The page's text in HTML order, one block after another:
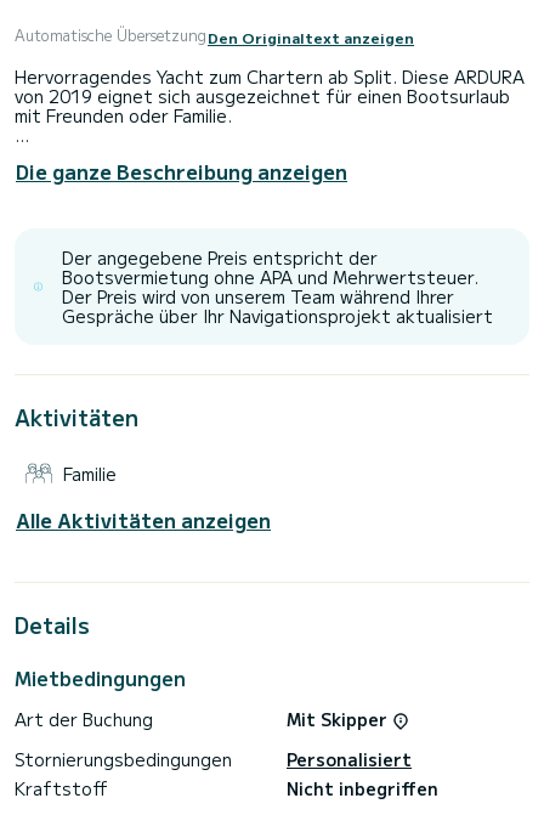
Automatische ÜbersetzungDen Originaltext anzeigen
Hervorragendes Yacht zum Chartern ab Split. Diese ARDURA
von 2019 eignet sich ausgezeichnet für einen Bootsurlaub
mit Freunden oder Familie.
Kapazität von 12 Personen. Mit einer Gesamtlänge von 27
Metern wird es Ihr perfekter Begleiter sein, um einen
Dieses ARDURA verfügt über 7 Toiletten mit Dusche.
Es ist unter anderem mit folgender Ausrüstung
ausgestattet: TV, Außenlautsprecher, WLAN und Internet,
Die ganze Beschreibung anzeigen
Der angegebene Preis entspricht der
Bootsvermietung ohne APA und Mehrwertsteuer.
Der Preis wird von unserem Team während Ihrer
Gespräche über Ihr Navigationsprojekt aktualisiert
Aktivitäten
Familie
Alle Aktivitäten anzeigen
Details
Mietbedingungen
Art der Buchung
Mit Skipper
Stornierungsbedingungen
Personalisiert
Kraftstoff
Nicht inbegriffen